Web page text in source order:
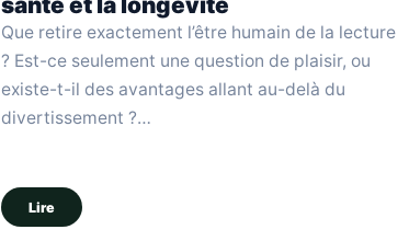
Que retire exactement l’être humain de la lecture
? Est-ce seulement une question de plaisir, ou
existe-t-il des avantages allant au-delà du
divertissement ?…
Lire